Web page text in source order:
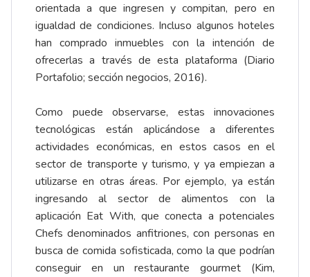
orientada a que ingresen y compitan, pero en
igualdad de condiciones. Incluso algunos hoteles
han comprado inmuebles con la intención de
ofrecerlas a través de esta plataforma (Diario
Portafolio; sección negocios, 2016).
Como puede observarse, estas innovaciones
tecnológicas están aplicándose a diferentes
actividades económicas, en estos casos en el
sector de transporte y turismo, y ya empiezan a
utilizarse en otras áreas. Por ejemplo, ya están
ingresando al sector de alimentos con la
aplicación Eat With, que conecta a potenciales
Chefs denominados anfitriones, con personas en
busca de comida sofisticada, como la que podrían
conseguir en un restaurante gourmet (Kim,